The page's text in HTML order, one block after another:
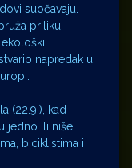
suočavaju.
priliku
napredak u
(22.9.), kad
jedno ili niše
biciklistima i